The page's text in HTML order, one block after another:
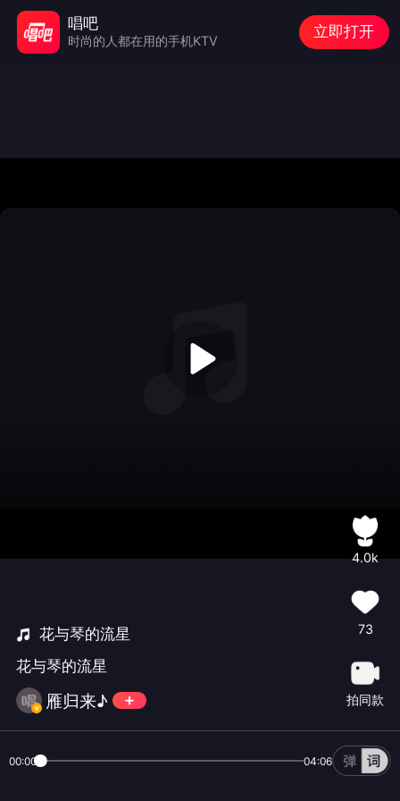
花与琴的流星
花与琴的流星
雁归来♪
4.0k
73
拍同款
00:00 04:06
唱吧
时尚的人都在用的手机KTV
立即打开